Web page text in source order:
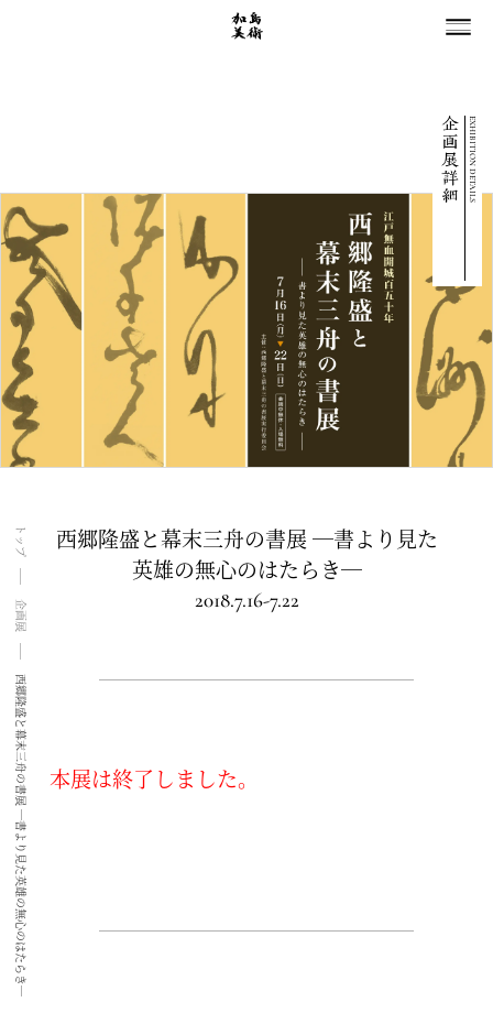
トップ
企画展
西郷隆盛と幕末三舟の書展 ―書より見た英雄の無心のはたらき―
EXHIBITION DETAILS
西郷隆盛と幕末三舟の書展 ―書より見た
英雄の無心のはたらき―
2018.7.16-7.22
本展は終了しました。